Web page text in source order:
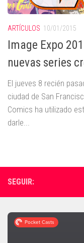
ARTÍCULOS 10/01/2015
Image Expo
nuevas series
El jueves 8 recién
ciudad de San
Comics ha utilizado
darle...
SEGUIR: